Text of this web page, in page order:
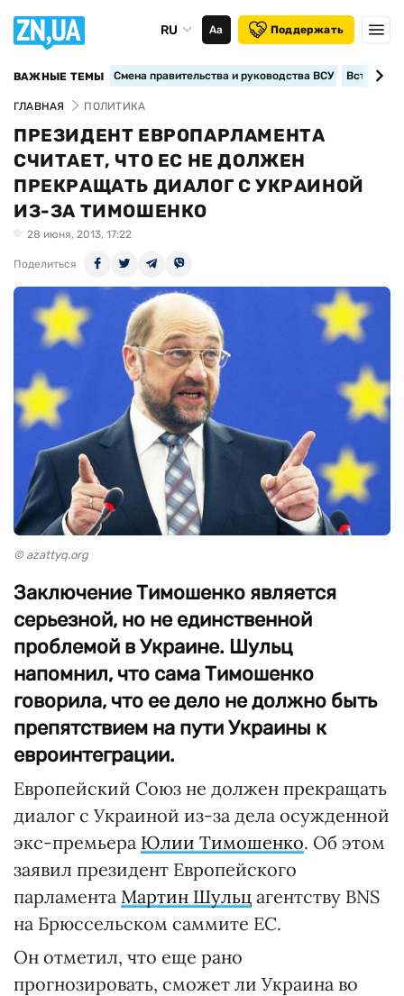
RU Аа Поддержать
ВАЖНЫЕ ТЕМЫ Смена правительства и руководства ВСУ
ГЛАВНАЯ ПОЛИТИКА
ПРЕЗИДЕНТ ЕВРОПАРЛАМЕНТА
СЧИТАЕТ, ЧТО ЕС НЕ ДОЛЖЕН
ПРЕКРАЩАТЬ ДИАЛОГ С УКРАИНОЙ
ИЗ-ЗА ТИМОШЕНКО
28 июня, 2013, 17:22
Поделиться
© azattyq.org
Заключение Тимошенко является
серьезной, но не единственной
проблемой в Украине. Шульц
напомнил, что сама Тимошенко
говорила, что ее дело не должно быть
препятствием на пути Украины к
евроинтеграции.
Европейский Союз не должен прекращать
диалог с Украиной из-за дела осужденной
экс-премьера Юлии Тимошенко. Об этом
заявил президент Европейского
парламента Мартин Шульц агентству BNS
на Брюссельском саммите ЕС.
Он отметил, что еще рано
прогнозировать, сможет ли Украина во